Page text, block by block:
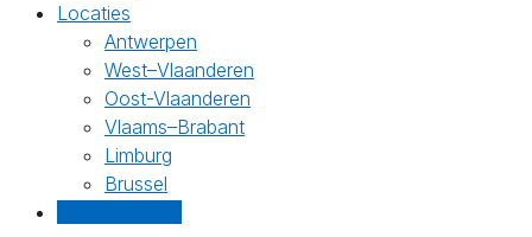
Locaties
Antwerpen
West–Vlaanderen
Oost-Vlaanderen
Vlaams–Brabant
Limburg
Brussel